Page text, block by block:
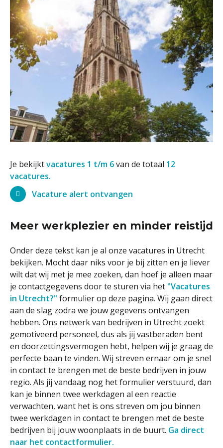
Je bekijktvacatures 1 t/m 6van de totaal 12
vacatures.
Vacature alert ontvangen
Meer werkplezier en minder reistijd
Onder deze tekst kan je al onze vacatures in Utrecht
bekijken. Mocht daar niks voor je bij zitten en je liever
wilt dat wij met je mee zoeken, dan hoef je alleen maar
je contactgegevens door te sturen via het "Vacatures
in Utrecht?" formulier op deze pagina. Wij gaan direct
aan de slag zodra we jouw gegevens ontvangen
hebben. Ons netwerk van bedrijven in Utrecht zoekt
gemotiveerd personeel, dus als jij vastberaden bent
en doorzettingsvermogen hebt, helpen wij je graag de
perfecte baan te vinden. Wij streven ernaar om je snel
in contact te brengen met de beste bedrijven in jouw
regio. Als jij vandaag nog het formulier verstuurd, dan
kan je binnen twee werkdagen al een reactie
verwachten, want het is ons streven om jou binnen
twee werkdagen in contact te brengen met de beste
bedrijven bij jouw woonplaats in de buurt. Ga direct
naar het contactformulier.